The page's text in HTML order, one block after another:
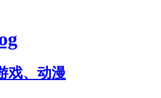
戏、动漫